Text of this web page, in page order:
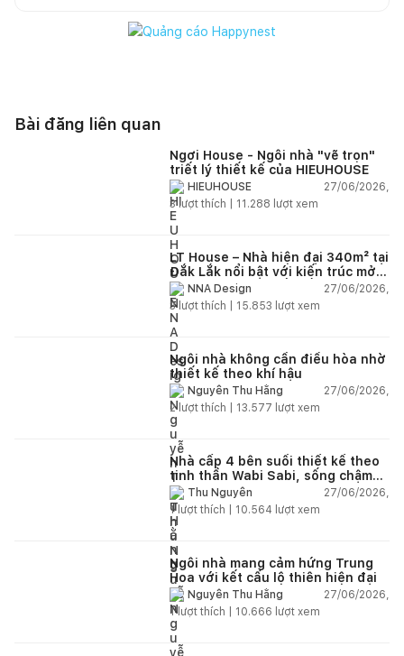
Bài đăng liên quan
Ngơi House - Ngôi nhà "vẽ trọn"
triết lý thiết kế của HIEUHOUSE
HIEUHOUSE
27/06/2026,
3lượt thích | 11.288 lượt xem
LT House – Nhà hiện đại 340m² tại
Đắk Lắk nổi bật với kiến trúc mở
và hệ sân vườn kết nối thiên
nhiên
NNA Design
27/06/2026,
3lượt thích | 15.853 lượt xem
Ngôi nhà không cần điều hòa nhờ
thiết kế theo khí hậu
Nguyễn Thu Hằng
27/06/2026,
2lượt thích | 13.577 lượt xem
Nhà cấp 4 bên suối thiết kế theo
tinh thần Wabi Sabi, sống chậm
giữa thiên nhiên
Thu Nguyễn
27/06/2026,
1lượt thích | 10.564 lượt xem
Ngôi nhà mang cảm hứng Trung
Hoa với kết cấu lộ thiên hiện đại
Nguyễn Thu Hằng
27/06/2026,
1lượt thích | 10.666 lượt xem